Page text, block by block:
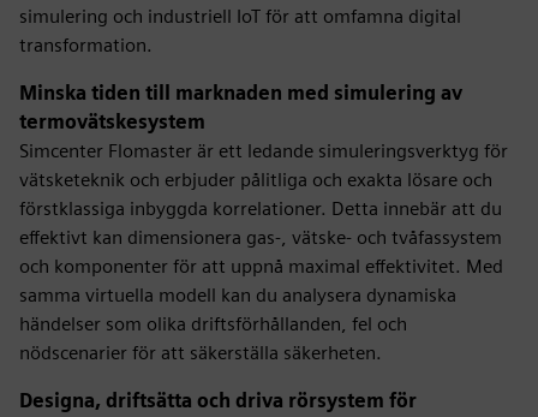
simulering och industriell IoT för att omfamna digital
transformation.
Minska tiden till marknaden med simulering av
termovätskesystem
Simcenter Flomaster är ett ledande simuleringsverktyg för
vätsketeknik och erbjuder pålitliga och exakta lösare och
förstklassiga inbyggda korrelationer. Detta innebär att du
effektivt kan dimensionera gas-, vätske- och tvåfassystem
och komponenter för att uppnå maximal effektivitet. Med
samma virtuella modell kan du analysera dynamiska
händelser som olika driftsförhållanden, fel och
nödscenarier för att säkerställa säkerheten.
Designa, driftsätta och driva rörsystem för